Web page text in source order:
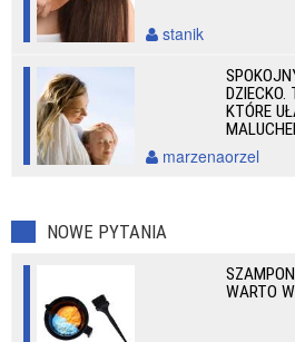
stanik
DZIECKO.
KTÓRE
marzenaorzel
NOWE PYTANIA
WARTO